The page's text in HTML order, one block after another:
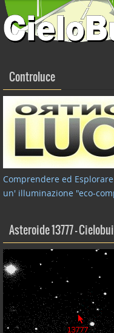
Controluce
Comprendere ed
un' illuminazione "eco-
Asteroide 13777 –